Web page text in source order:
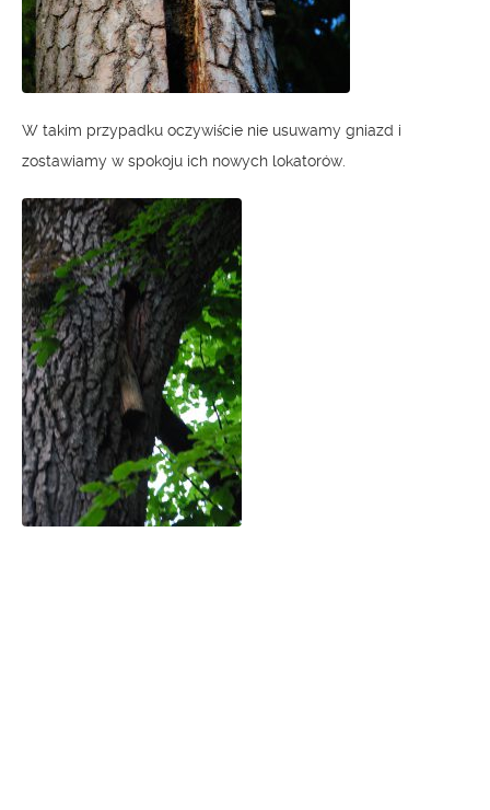
W takim przypadku oczywiście nie usuwamy gniazd i
zostawiamy w spokoju ich nowych lokatorów.